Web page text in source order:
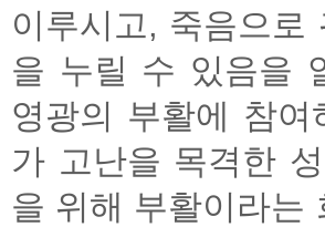
이루시고, 죽음으
을 누릴 수 있음을
영광의 부활에 참여
가 고난을 목격한
을 위해 부활이라는